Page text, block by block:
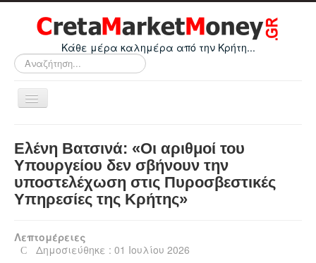
Κάθε μέρα καλημέρα από την Κρήτη...
Αναζήτηση...
Εναλλαγή
πλοήγησης
Οικονομικά
Κρήτη
Ελλάδα
Κόσμος
Ελένη Βατσινά: «Οι αριθμοί του
Υπουργείου δεν σβήνουν την
υποστελέχωση στις Πυροσβεστικές
Υπηρεσίες της Κρήτης»
Λεπτομέρειες
Δημοσιεύθηκε : 01 Ιουλίου 2026